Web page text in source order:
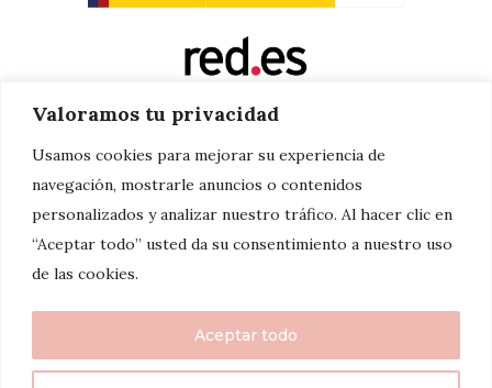
Valoramos tu privacidad
Usamos cookies para mejorar su experiencia de
navegación, mostrarle anuncios o contenidos
personalizados y analizar nuestro tráfico. Al hacer clic en
“Aceptar todo” usted da su consentimiento a nuestro uso
de las cookies.
Aceptar todo